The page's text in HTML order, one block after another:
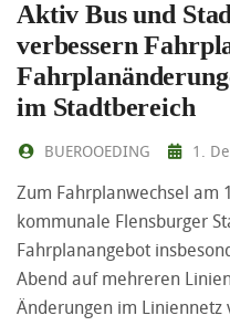
Aktiv Bus und
verbessern
im Stadtbereich
BUEROOEDING 1.
Zum Fahrplanwechsel am
kommunale Flensburger
Fahrplanangebot
Abend auf mehreren
Änderungen im